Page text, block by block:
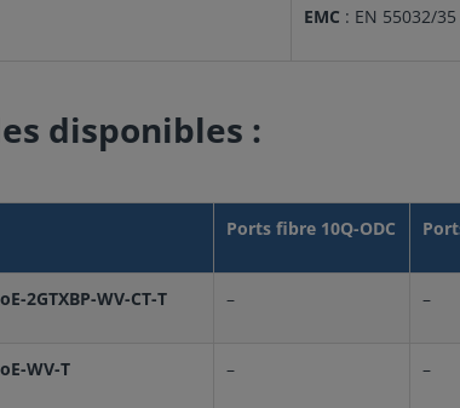
EMC : EN 55032/35
disponibles :
Ports fibre 10Q-ODC
2GTXBP-WV-CT-T – –
WV-T – –